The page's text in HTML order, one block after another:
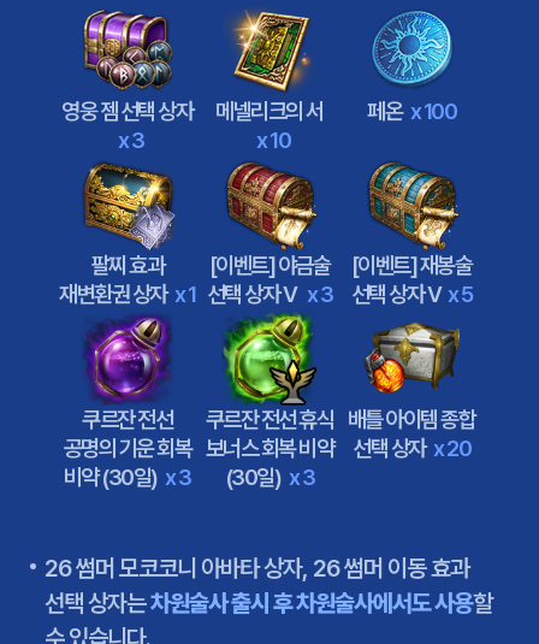
영웅 젬 선택 상자
x 3
메넬리크의 서
x 10
페온 x 100
팔찌 효과
재변환권 상자 x 1
[이벤트] 야금술
선택 상자 V x 3
[이벤트] 재봉술
선택 상자 V x 5
쿠르잔 전선
공명의 기운 회복
비약 (30일) x 3
쿠르잔 전선 휴식
보너스 회복 비약
(30일) x 3
배틀 아이템 종합
선택 상자 x 20
26 썸머 모코코니 아바타 상자, 26 썸머 이동 효과
선택 상자는차원술사 출시 후 차원술사에서도 사용할